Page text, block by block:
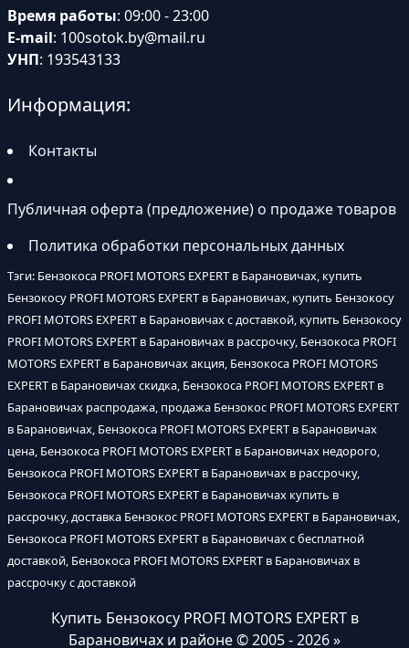
Время работы: 09:00 - 23:00
E-mail: 100sotok.by@mail.ru
УНП: 193543133
Информация:
Контакты
Публичная оферта (предложение) о продаже товаров
Политика обработки персональных данных
Тэги: Бензокоса PROFI MOTORS EXPERT в Барановичах, купить
Бензокосу PROFI MOTORS EXPERT в Барановичах, купить Бензокосу
PROFI MOTORS EXPERT в Барановичах с доставкой, купить Бензокосу
PROFI MOTORS EXPERT в Барановичах в рассрочку, Бензокоса PROFI
MOTORS EXPERT в Барановичах акция, Бензокоса PROFI MOTORS
EXPERT в Барановичах скидка, Бензокоса PROFI MOTORS EXPERT в
Барановичах распродажа, продажа Бензокос PROFI MOTORS EXPERT
в Барановичах, Бензокоса PROFI MOTORS EXPERT в Барановичах
цена, Бензокоса PROFI MOTORS EXPERT в Барановичах недорого,
Бензокоса PROFI MOTORS EXPERT в Барановичах в рассрочку,
Бензокоса PROFI MOTORS EXPERT в Барановичах купить в
рассрочку, доставка Бензокос PROFI MOTORS EXPERT в Барановичах,
Бензокоса PROFI MOTORS EXPERT в Барановичах с бесплатной
доставкой, Бензокоса PROFI MOTORS EXPERT в Барановичах в
рассрочку с доставкой
Купить Бензокосу PROFI MOTORS EXPERT в
Барановичах и районе© 2005 - 2026 »